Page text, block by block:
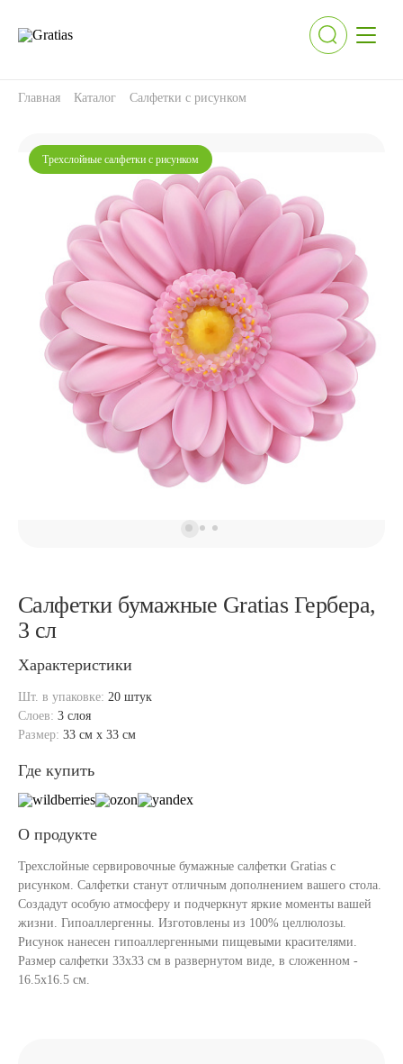
Главная Каталог Салфетки с рисунком
Трехслойные салфетки с рисунком
Салфетки бумажные Gratias Гербера,
3 сл
Характеристики
Шт. в упаковке: 20 штук
Слоев: 3 слоя
Размер: 33 см x 33 см
Где купить
О продукте
Трехслойные сервировочные бумажные салфетки Gratias с
рисунком. Салфетки станут отличным дополнением вашего стола.
Создадут особую атмосферу и подчеркнут яркие моменты вашей
жизни. Гипоаллергенны. Изготовлены из 100% целлюлозы.
Рисунок нанесен гипоаллергенными пищевыми красителями.
Размер салфетки 33х33 см в развернутом виде, в сложенном -
16.5х16.5 см.